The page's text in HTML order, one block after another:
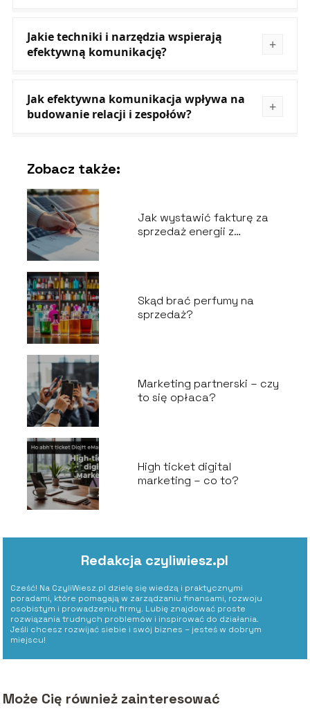
Jakie techniki i narzędzia wspierają
efektywną komunikację?
Jak efektywna komunikacja wpływa na
budowanie relacji i zespołów?
Zobacz także:
Jak wystawić fakturę za
sprzedaż energii z
Skąd brać perfumy na
sprzedaż?
Marketing partnerski – czy
to się opłaca?
High ticket digital
marketing – co to?
Redakcja czyliwiesz.pl
Cześć! Na CzyliWiesz.pl dzielę się wiedzą i praktycznymi
poradami, które pomagają w zarządzaniu finansami, rozwoju
osobistym i prowadzeniu firmy. Lubię znajdować proste
rozwiązania trudnych problemów i inspirować do działania.
Jeśli chcesz rozwijać siebie i swój biznes – jesteś w dobrym
miejscu!
Może Cię również zainteresować